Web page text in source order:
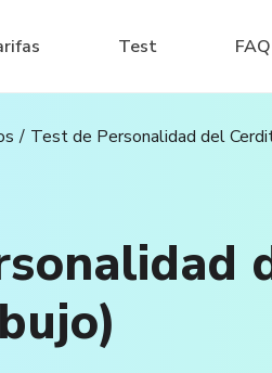
Test FAQ
Test de Personalidad del